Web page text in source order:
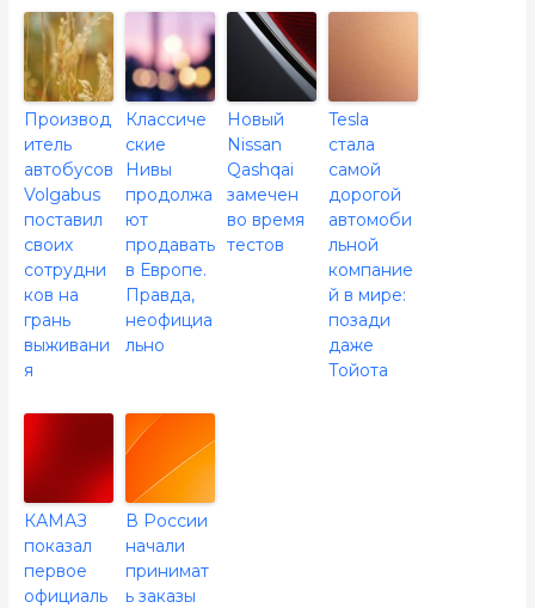
Производ
итель
автобусов
Volgabus
поставил
своих
сотрудни
ков на
грань
выживани
я
Классиче
ские
Нивы
продолжа
ют
продавать
в Европе.
Правда,
неофициа
льно
Новый
Nissan
Qashqai
замечен
во время
тестов
Tesla
стала
самой
дорогой
автомоби
льной
компание
й в мире:
позади
даже
Тойота
КАМАЗ
показал
первое
официаль
В России
начали
принимат
ь заказы